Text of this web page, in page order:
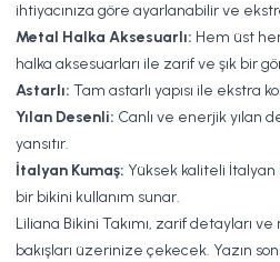
ihtiyacınıza göre ayarlanabilir ve
Metal Halka Aksesuarlı: Hem üst
halka aksesuarları ile zarif ve şık bir
Astarlı: Tam astarlı yapısı ile ekstra
Yılan Desenli: Canlı ve enerjik yılan
yansıtır.
İtalyan Kumaş: Yüksek kaliteli İtalyan
bir bikini kullanım sunar.
Liliana Bikini Takımı, zarif detayları
bakışları üzerinize çekecek. Yazın